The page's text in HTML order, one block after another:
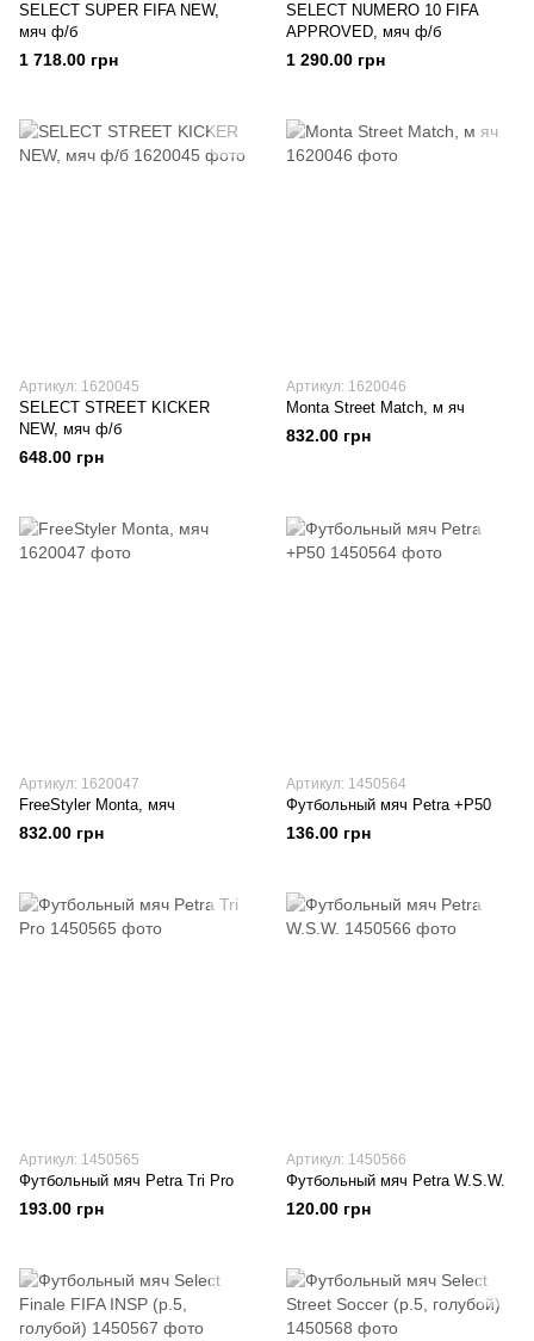
SELECT SUPER FIFA NEW,
мяч ф/б
1 718.00 грн
SELECT NUMERO 10 FIFA
APPROVED, мяч ф/б
1 290.00 грн
Артикул: 1620045
SELECT STREET KICKER
NEW, мяч ф/б
648.00 грн
Артикул: 1620046
Monta Street Match, м яч
832.00 грн
Артикул: 1620047
FreeStyler Monta, мяч
832.00 грн
Артикул: 1450564
Футбольный мяч Petra +P50
136.00 грн
Артикул: 1450565
Футбольный мяч Petra Tri Pro
193.00 грн
Артикул: 1450566
Футбольный мяч Petra W.S.W.
120.00 грн